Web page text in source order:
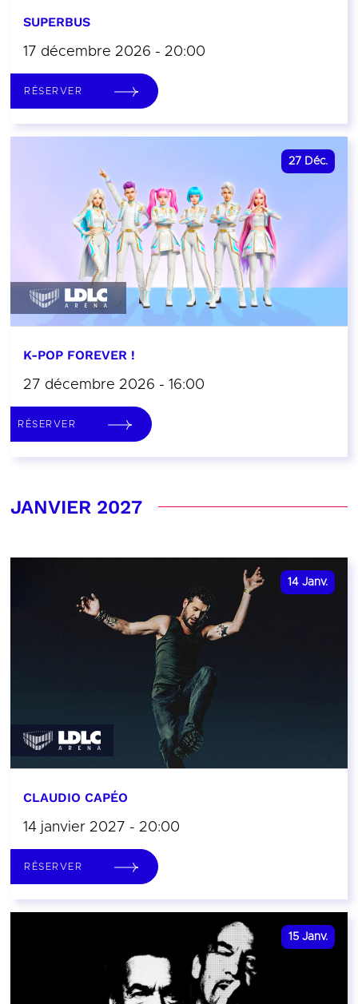
SUPERBUS
17 décembre 2026 - 20:00
RÉSERVER
27 Déc.
K-POP FOREVER !
27 décembre 2026 - 16:00
RÉSERVER
JANVIER 2027
14 Janv.
CLAUDIO CAPÉO
14 janvier 2027 - 20:00
RÉSERVER
15 Janv.